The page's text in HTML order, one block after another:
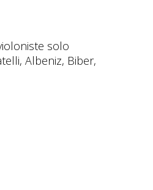
solo
Albeniz, Biber,